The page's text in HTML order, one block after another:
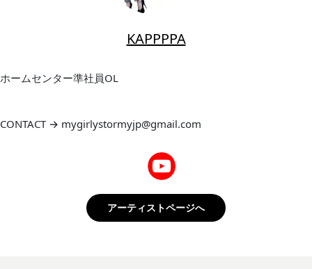
KAPPPPA
ホームセンター準社員OL
CONTACT → mygirlystormyjp@gmail.com
アーティストページへ